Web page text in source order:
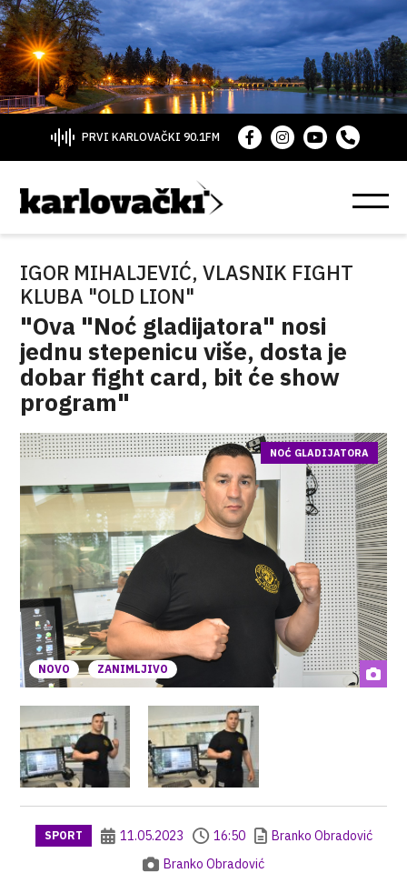
PRVI KARLOVAČKI 90.1FM
IGOR MIHALJEVIĆ, VLASNIK FIGHT
KLUBA "OLD LION"
"Ova "Noć gladijatora" nosi
jednu stepenicu više, dosta je
dobar fight card, bit će show
program"
NOVO ZANIMLJIVO
NOĆ GLADIJATORA
SPORT 11.05.2023 16:50
Branko Obradović
Branko Obradović